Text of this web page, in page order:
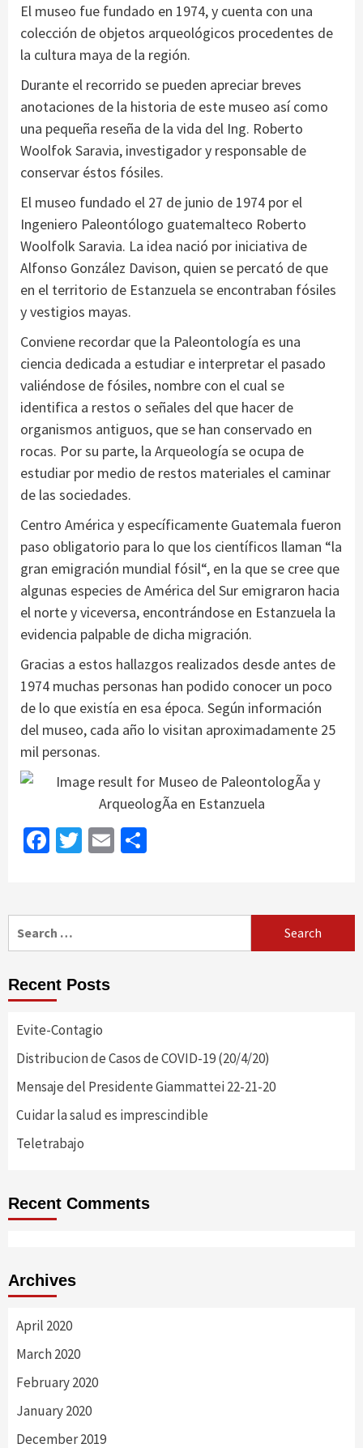
El museo fue fundado en 1974, y cuenta con una
colección de objetos arqueológicos procedentes de
la cultura maya de la región.
Durante el recorrido se pueden apreciar breves
anotaciones de la historia de este museo así como
una pequeña reseña de la vida del Ing. Roberto
Woolfok Saravia, investigador y responsable de
conservar éstos fósiles.
El museo fundado el 27 de junio de 1974 por el
Ingeniero Paleontólogo guatemalteco Roberto
Woolfolk Saravia. La idea nació por iniciativa de
Alfonso González Davison, quien se percató de que
en el territorio de Estanzuela se encontraban fósiles
y vestigios mayas.
Conviene recordar que la Paleontología es una
ciencia dedicada a estudiar e interpretar el pasado
valiéndose de fósiles, nombre con el cual se
identifica a restos o señales del que hacer de
organismos antiguos, que se han conservado en
rocas. Por su parte, la Arqueología se ocupa de
estudiar por medio de restos materiales el caminar
de las sociedades.
Centro América y específicamente Guatemala fueron
paso obligatorio para lo que los científicos llaman “la
gran emigración mundial fósil“, en la que se cree que
algunas especies de América del Sur emigraron hacia
el norte y viceversa, encontrándose en Estanzuela la
evidencia palpable de dicha migración.
Gracias a estos hallazgos realizados desde antes de
1974 muchas personas han podido conocer un poco
de lo que existía en esa época. Según información
del museo, cada año lo visitan aproximadamente 25
mil personas.
Facebook
Twitter
Email
for:
Recent Posts
Evite-Contagio
Distribucion de Casos de COVID-19 (20/4/20)
Mensaje del Presidente Giammattei 22-21-20
Cuidar la salud es imprescindible
Teletrabajo
Recent Comments
Archives
April 2020
March 2020
February 2020
January 2020
December 2019